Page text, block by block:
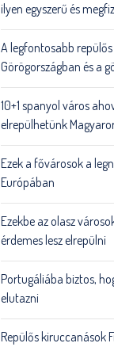
ilyen egyszerű és
A legfontosabb
Görögországban és a
10+1 spanyol város
elrepülhetünk
Ezek a fővárosok a
Európában
Ezekbe az olasz
érdemes lesz elrepülni
Portugáliába biztos,
elutazni
Repülős kiruccanások